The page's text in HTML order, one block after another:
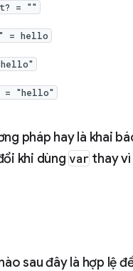
= ""
= hello
= "hello"
pháp hay là khai
khi dùng var thay vì
sau đây là hợp lệ